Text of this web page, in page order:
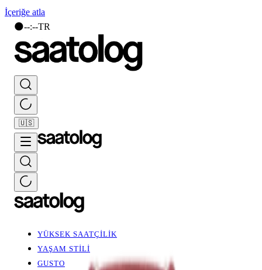
İçeriğe atla
🌑--:--TR
🇺🇸
YÜKSEK SAATÇİLİK
YAŞAM STİLİ
GUSTO